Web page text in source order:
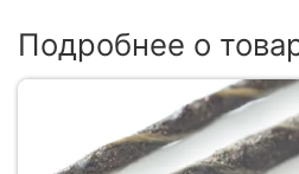
Подробнее о